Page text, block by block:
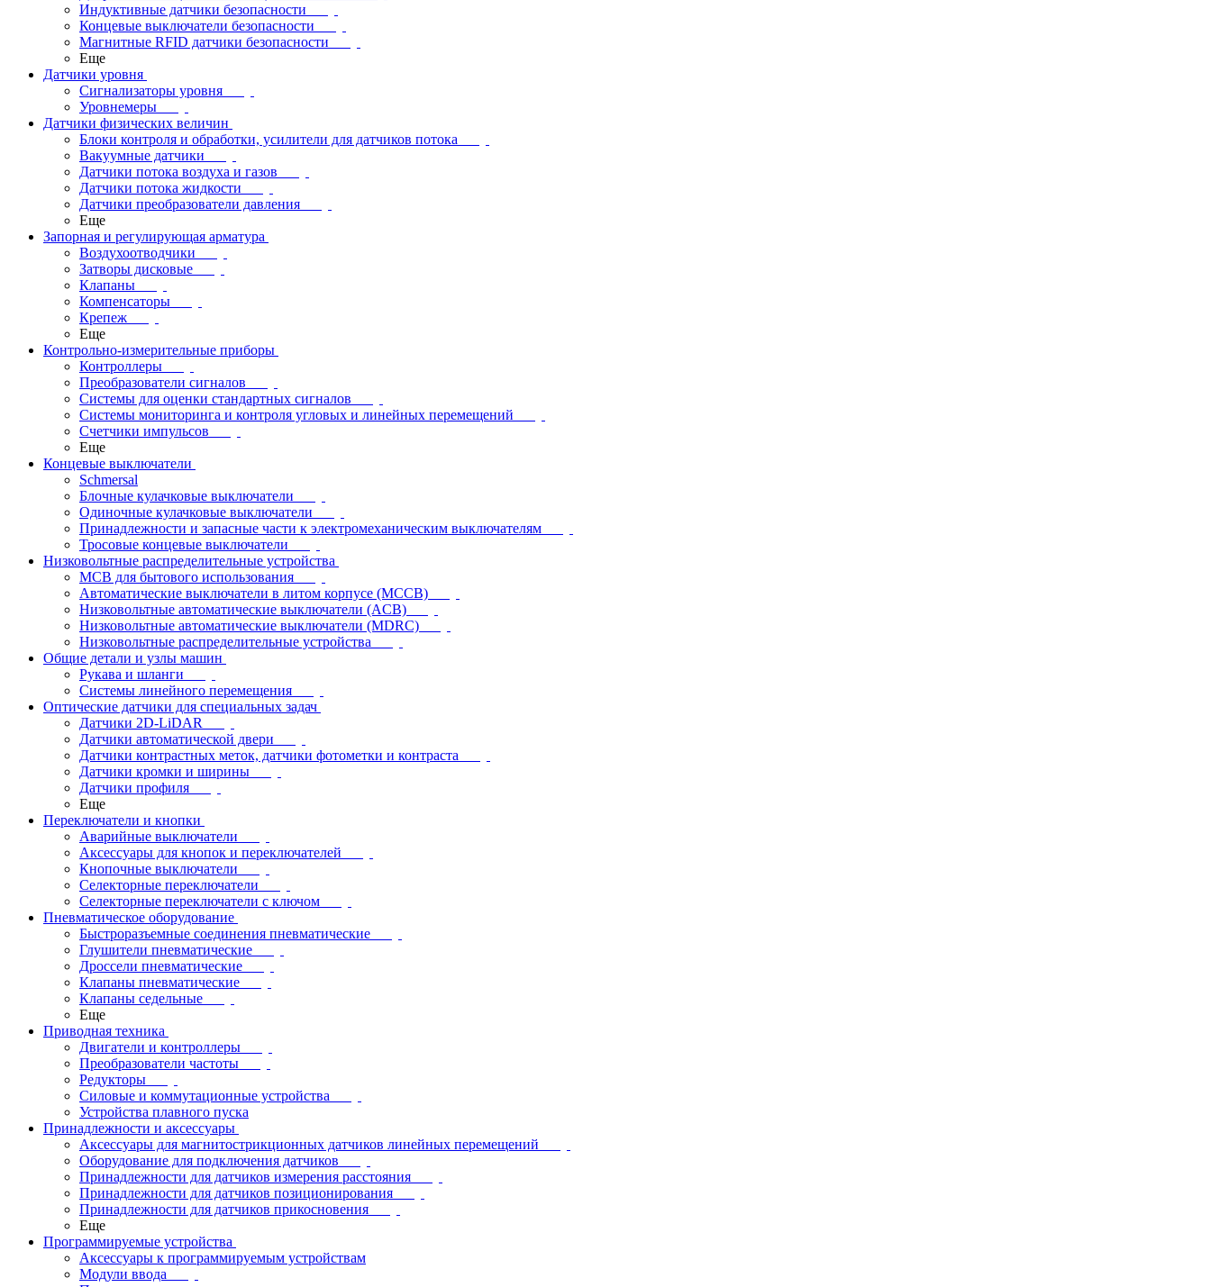
Индуктивные датчики безопасности
Концевые выключатели безопасности
Магнитные RFID датчики безопасности
Еще
Датчики уровня
Сигнализаторы уровня
Уровнемеры
Датчики физических величин
Блоки контроля и обработки, усилители для датчиков потока
Вакуумные датчики
Датчики потока воздуха и газов
Датчики потока жидкости
Датчики преобразователи давления
Еще
Запорная и регулирующая арматура
Воздухоотводчики
Затворы дисковые
Клапаны
Компенсаторы
Крепеж
Еще
Контрольно-измерительные приборы
Контроллеры
Преобразователи сигналов
Системы для оценки стандартных сигналов
Системы мониторинга и контроля угловых и линейных перемещений
Счетчики импульсов
Еще
Концевые выключатели
Schmersal
Блочные кулачковые выключатели
Одиночные кулачковые выключатели
Принадлежности и запасные части к электромеханическим выключателям
Тросовые концевые выключатели
Низковольтные распределительные устройства
MCB для бытового использования
Автоматические выключатели в литом корпусе (MCCB)
Низковольтные автоматические выключатели (ACB)
Низковольтные автоматические выключатели (MDRC)
Низковольтные распределительные устройства
Общие детали и узлы машин
Рукава и шланги
Системы линейного перемещения
Оптические датчики для специальных задач
Датчики 2D-LiDAR
Датчики автоматической двери
Датчики контрастных меток, датчики фотометки и контраста
Датчики кромки и ширины
Датчики профиля
Еще
Переключатели и кнопки
Аварийные выключатели
Аксессуары для кнопок и переключателей
Кнопочные выключатели
Селекторные переключатели
Селекторные переключатели с ключом
Пневматическое оборудование
Быстроразъемные соединения пневматические
Глушители пневматические
Дроссели пневматические
Клапаны пневматические
Клапаны седельные
Еще
Приводная техника
Двигатели и контроллеры
Преобразователи частоты
Редукторы
Силовые и коммутационные устройства
Устройства плавного пуска
Принадлежности и аксессуары
Аксессуары для магнитострикционных датчиков линейных перемещений
Оборудование для подключения датчиков
Принадлежности для датчиков измерения расстояния
Принадлежности для датчиков позиционирования
Принадлежности для датчиков прикосновения
Еще
Программируемые устройства
Аксессуары к программируемым устройствам
Модули ввода